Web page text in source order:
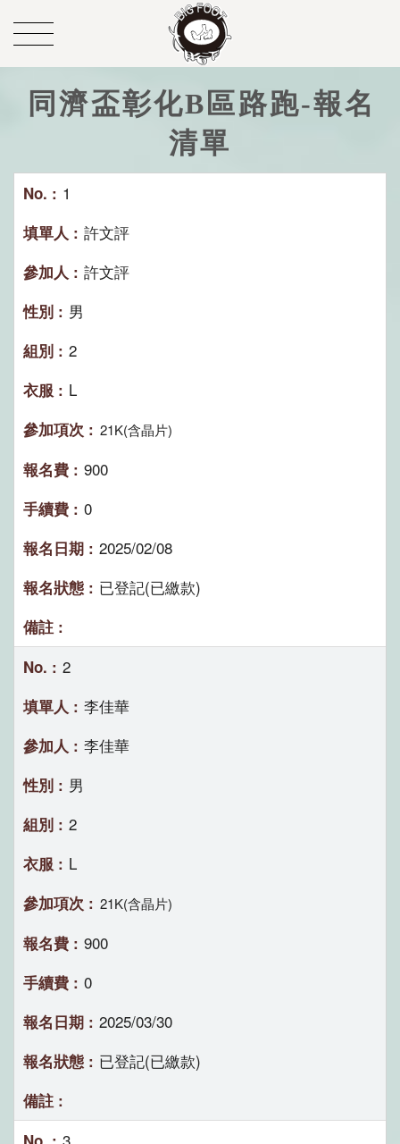
同濟盃彰化B區路跑-報名
清單
1
許文評
許文評
男
2
L
21K(含晶片)
900
0
2025/02/08
已登記(已繳款)
2
李佳華
李佳華
男
2
L
21K(含晶片)
900
0
2025/03/30
已登記(已繳款)